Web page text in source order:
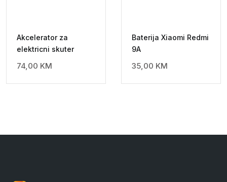
Akcelerator za
elektricni skuter
74,00 KM
Baterija Xiaomi Redmi
9A
35,00 KM